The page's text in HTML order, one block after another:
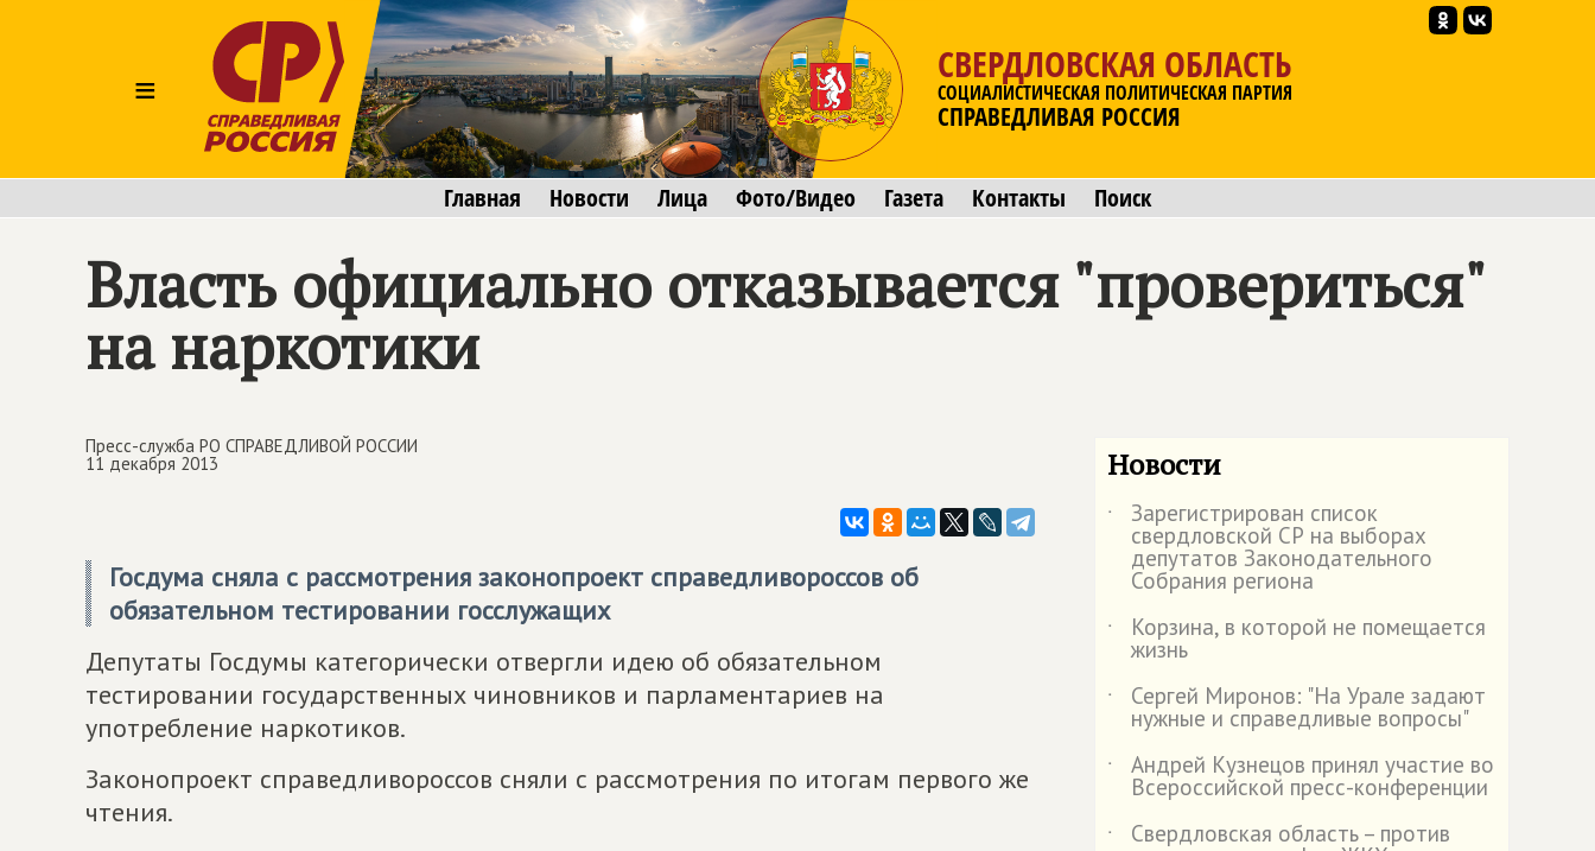
≡
СВЕРДЛОВСКАЯ ОБЛАСТЬ
СОЦИАЛИСТИЧЕСКАЯ ПОЛИТИЧЕСКАЯ ПАРТИЯ
СПРАВЕДЛИВАЯ РОССИЯ
Главная Новости Лица Фото/Видео Газета Контакты Поиск
Власть официально отказывается "провериться"
на наркотики
Пресс-служба РО СПРАВЕДЛИВОЙ РОССИИ
11 декабря 2013
Госдума сняла с рассмотрения законопроект справедливороссов об
обязательном тестировании госслужащих
Депутаты Госдумы категорически отвергли идею об обязательном
тестировании государственных чиновников и парламентариев на
употребление наркотиков.
Законопроект справедливороссов сняли с рассмотрения по итогам первого же
чтения.
Новости
˙ Зарегистрирован список
свердловской СР на выборах
депутатов Законодательного
Собрания региона
˙
Корзина, в которой не помещается
жизнь
˙
Сергей Миронов: "На Урале задают
нужные и справедливые вопросы"
˙
Андрей Кузнецов принял участие во
Всероссийской пресс-конференции
˙
Свердловская область – против